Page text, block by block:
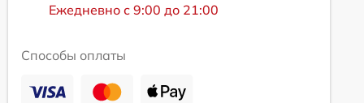
Ежедневно с 9:00 до 21:00
Способы оплаты